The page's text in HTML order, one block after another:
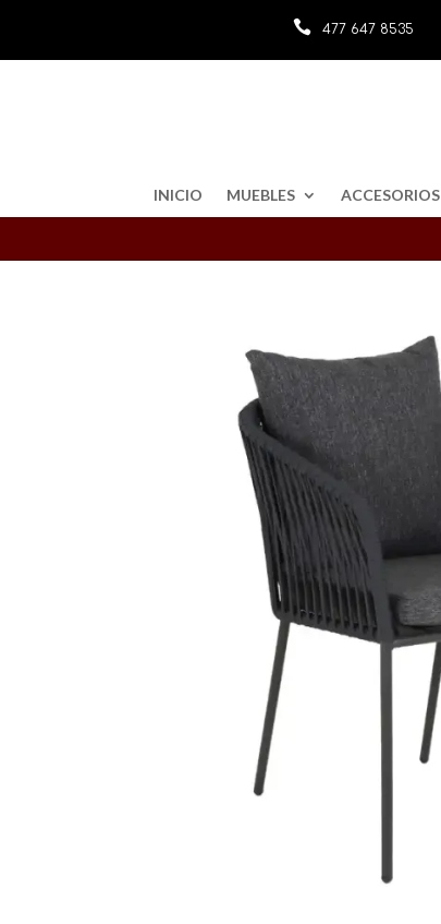
 477 647 8535
INICIO MUEBLES ACCESORIOS